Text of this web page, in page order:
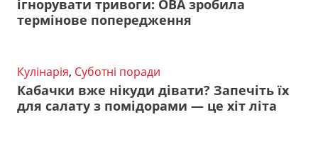
ігнорувати тривоги: ОВА зробила
термінове попередження
Кулінарія, Суботні поради
Кабачки вже нікуди дівати? Запечіть їх
для салату з помідорами — це хіт літа